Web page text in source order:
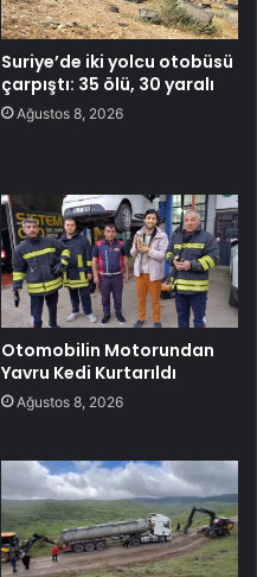
Suriye’de iki yolcu otobüsü
çarpıştı: 35 ölü, 30 yaralı
Ağustos 8, 2026
Otomobilin Motorundan
Yavru Kedi Kurtarıldı
Ağustos 8, 2026